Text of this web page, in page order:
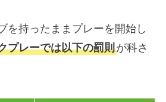
を持ったままプレーを開始し
プレーでは以下の罰則が科さ